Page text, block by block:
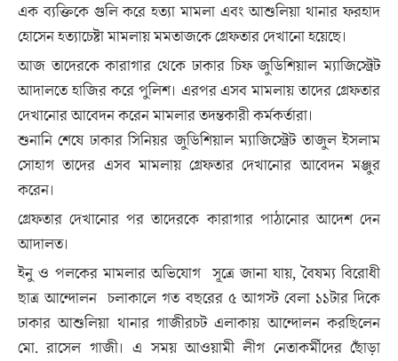
এক ব্যক্তিকে গুলি করে হত্যা মামলা এবং আশুলিয়া থানার ফরহাদ
হোসেন হত্যাচেষ্টা মামলায় মমতাজকে গ্রেফতার দেখানো হয়েছে।
আজ তাদেরকে কারাগার থেকে ঢাকার চিফ জুডিশিয়াল ম্যাজিস্ট্রেট
আদালতে হাজির করে পুলিশ। এরপর এসব মামলায় তাদের গ্রেফতার
দেখানোর আবেদন করেন মামলার তদন্তকারী কর্মকর্তারা।
শুনানি শেষে ঢাকার সিনিয়র জুডিশিয়াল ম্যাজিস্ট্রেট তাজুল ইসলাম
সোহাগ তাদের এসব মামলায় গ্রেফতার দেখানোর আবেদন মঞ্জুর
করেন।
গ্রেফতার দেখানোর পর তাদেরকে কারাগার পাঠানোর আদেশ দেন
আদালত।
ইনু ও পলকের মামলার অভিযোগ সূত্রে জানা যায়, বৈষম্য বিরোধী
ছাত্র আন্দোলন চলাকালে গত বছরের ৫ আগস্ট বেলা ১১টার দিকে
ঢাকার আশুলিয়া থানার গাজীরচট এলাকায় আন্দোলন করছিলেন
মো. রাসেল গাজী। এ সময় আওয়ামী লীগ নেতাকর্মীদের ছোঁড়া